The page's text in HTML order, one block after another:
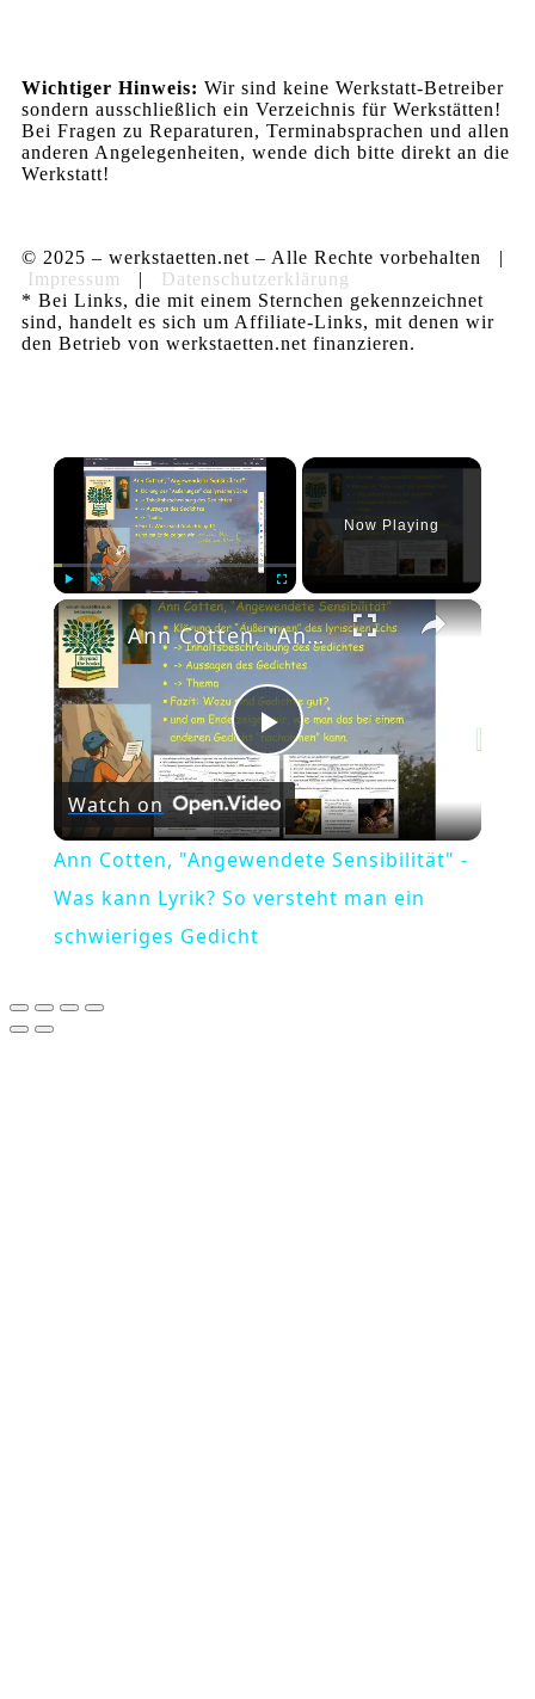
Wichtiger Hinweis: Wir sind keine Werkstatt-Betreiber
sondern ausschließlich ein Verzeichnis für Werkstätten!
Bei Fragen zu Reparaturen, Terminabsprachen und allen
anderen Angelegenheiten, wende dich bitte direkt an die
Werkstatt!
© 2025 – werkstaetten.net – Alle Rechte vorbehalten |
Impressum
| Datenschutzerklärung
* Bei Links, die mit einem Sternchen gekennzeichnet
sind, handelt es sich um Affiliate-Links, mit denen wir
den Betrieb von werkstaetten.net finanzieren.
×
Play Unmute Fullscreen
Now Playing
×
Play
Video
Ann Cotten, "Angewendete Sensibilität" - Was kann Lyrik? So versteht man ein schwieriges Gedicht
Watch on
Ann Cotten, "Angewendete Sensibilität" -
Was kann Lyrik? So versteht man ein
schwieriges Gedicht